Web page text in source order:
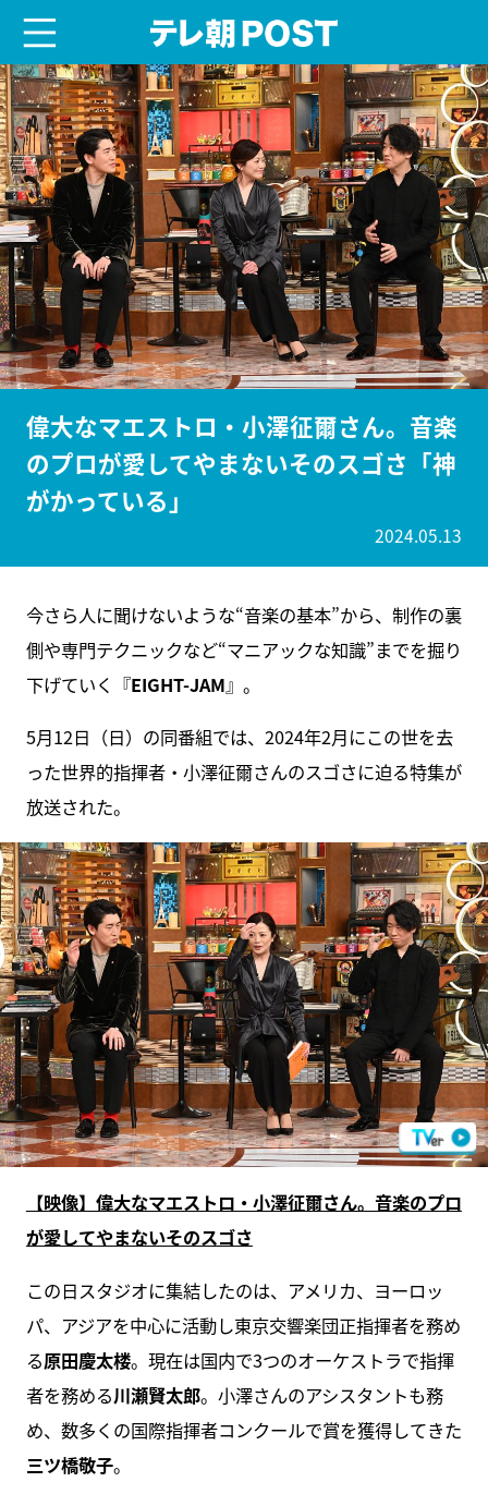
偉大なマエストロ・小澤征爾さん。音楽
のプロが愛してやまないそのスゴさ「神
がかっている」
2024.05.13
今さら人に聞けないような“音楽の基本”から、制作の裏
側や専門テクニックなど“マニアックな知識”までを掘り
下げていく『EIGHT-JAM』。
5月12日（日）の同番組では、2024年2月にこの世を去
った世界的指揮者・小澤征爾さんのスゴさに迫る特集が
放送された。
【映像】偉大なマエストロ・小澤征爾さん。音楽のプロ
が愛してやまないそのスゴさ
この日スタジオに集結したのは、アメリカ、ヨーロッ
パ、アジアを中心に活動し東京交響楽団正指揮者を務め
る原田慶太楼。現在は国内で3つのオーケストラで指揮
者を務める川瀬賢太郎。小澤さんのアシスタントも務
め、数多くの国際指揮者コンクールで賞を獲得してきた
三ツ橋敬子。